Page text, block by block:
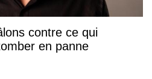
contre ce qui
en panne